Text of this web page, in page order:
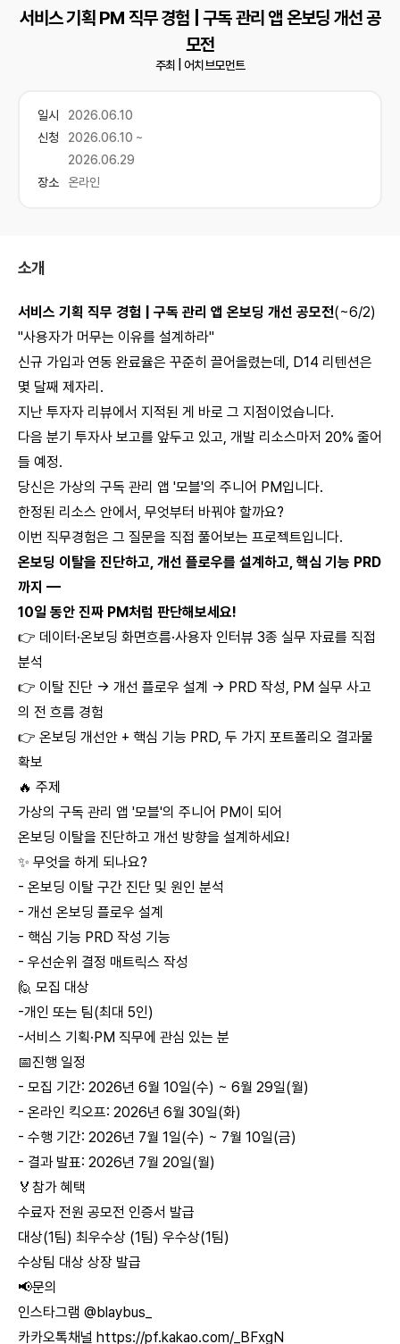
서비스 기획 PM 직무 경험 | 구독 관리 앱 온보딩 개선 공
모전
주최 | 어치브모먼트
일시
2026.06.10
신청
2026.06.10 ~
2026.06.29
장소
온라인
소개
서비스 기획 직무 경험 | 구독 관리 앱 온보딩 개선 공모전(~6/2)
"사용자가 머무는 이유를 설계하라"
신규 가입과 연동 완료율은 꾸준히 끌어올렸는데, D14 리텐션은
몇 달째 제자리.
지난 투자자 리뷰에서 지적된 게 바로 그 지점이었습니다.
다음 분기 투자사 보고를 앞두고 있고, 개발 리소스마저 20% 줄어
들 예정.
당신은 가상의 구독 관리 앱 '모블'의 주니어 PM입니다.
한정된 리소스 안에서, 무엇부터 바꿔야 할까요?
이번 직무경험은 그 질문을 직접 풀어보는 프로젝트입니다.
온보딩 이탈을 진단하고, 개선 플로우를 설계하고, 핵심 기능 PRD
까지 —
10일 동안 진짜 PM처럼 판단해보세요!
👉 데이터·온보딩 화면흐름·사용자 인터뷰 3종 실무 자료를 직접
분석
👉 이탈 진단 → 개선 플로우 설계 → PRD 작성, PM 실무 사고
의 전 흐름 경험
👉 온보딩 개선안 + 핵심 기능 PRD, 두 가지 포트폴리오 결과물
확보
🔥 주제
가상의 구독 관리 앱 '모블'의 주니어 PM이 되어
온보딩 이탈을 진단하고 개선 방향을 설계하세요!
✨ 무엇을 하게 되나요?
- 온보딩 이탈 구간 진단 및 원인 분석
- 개선 온보딩 플로우 설계
- 핵심 기능 PRD 작성 기능
- 우선순위 결정 매트릭스 작성
🙋 모집 대상
-개인 또는 팀(최대 5인)
-서비스 기획·PM 직무에 관심 있는 분
📅진행 일정
- 모집 기간: 2026년 6월 10일(수) ~ 6월 29일(월)
- 온라인 킥오프: 2026년 6월 30일(화)
- 수행 기간: 2026년 7월 1일(수) ~ 7월 10일(금)
- 결과 발표: 2026년 7월 20일(월)
🏅참가 혜택
수료자 전원 공모전 인증서 발급
대상(1팀) 최우수상 (1팀) 우수상(1팀)
수상팀 대상 상장 발급
📢문의
인스타그램 @blaybus_
카카오톡채널 https://pf.kakao.com/_BFxgN